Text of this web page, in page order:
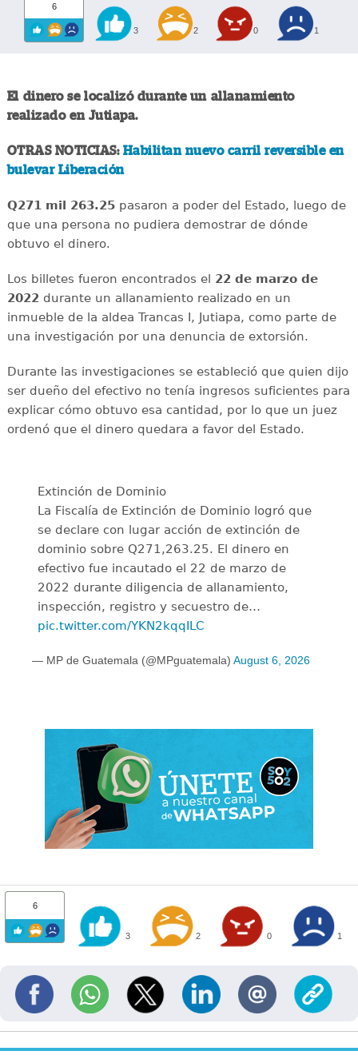
6
3 2 0 1
El dinero se localizó durante un allanamiento
realizado en Jutiapa.
OTRAS NOTICIAS: Habilitan nuevo carril reversible en
bulevar Liberación
Q271 mil 263.25pasaron a poder del Estado, luego de
que una persona no pudiera demostrar de dónde
obtuvo el dinero.
Los billetes fueron encontrados el 22 de marzo de
2022durante un allanamiento realizado en un
inmueble de la aldea Trancas I, Jutiapa, como parte de
una investigación por una denuncia de extorsión.
Durante las investigaciones se estableció que quien dijo
ser dueño del efectivo no tenía ingresos suficientes para
explicar cómo obtuvo esa cantidad, por lo que un juez
ordenó que el dinero quedara a favor del Estado.
Extinción de Dominio
La Fiscalía de Extinción de Dominio logró que
se declare con lugar acción de extinción de
dominio sobre Q271,263.25. El dinero en
efectivo fue incautado el 22 de marzo de
2022 durante diligencia de allanamiento,
inspección, registro y secuestro de…
pic.twitter.com/YKN2kqqILC
— MP de Guatemala (@MPguatemala) August 6, 2026
6
3 2 0 1